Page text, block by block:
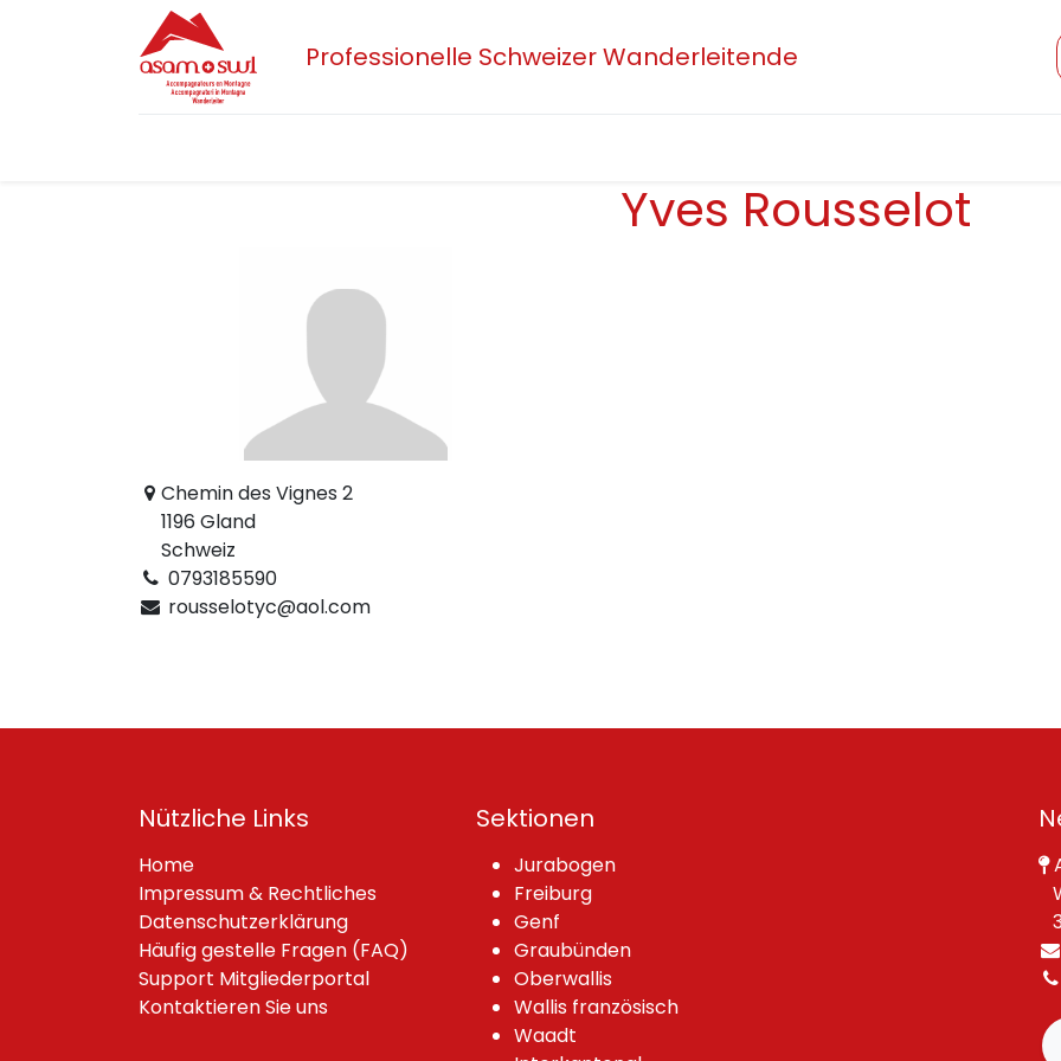
Professionelle Schweizer Wanderleitende
Yves Rousselot
Chemin des Vignes 2
1196 Gland
Schweiz
0793185590
rousselotyc@aol.com
Nützliche Links
Home
Impressum & Rechtliches
Datenschutzerklärung
Häufig gestelle Fragen (FAQ)
Support Mitgliederportal
Kontaktieren Sie uns
Sektionen
Jurabogen
Freiburg
Genf
Graubünden
Oberwallis
Wallis französisch
Waadt